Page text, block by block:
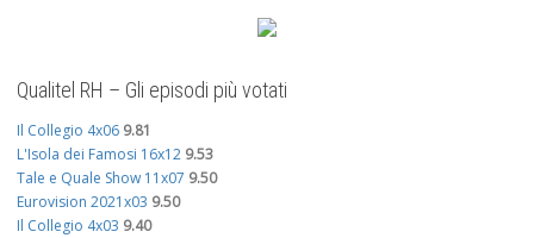
Qualitel RH – Gli episodi più votati
Il Collegio 4x06 9.81
L'Isola dei Famosi 16x12 9.53
Tale e Quale Show 11x07 9.50
Eurovision 2021x03 9.50
Il Collegio 4x03 9.40